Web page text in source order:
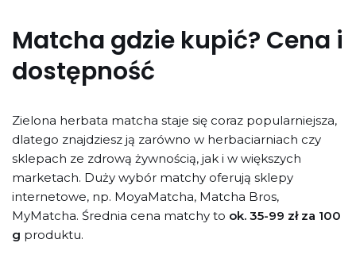
Matcha gdzie kupić? Cena i
dostępność
Zielona herbata matcha staje się coraz popularniejsza,
dlatego znajdziesz ją zarówno w herbaciarniach czy
sklepach ze zdrową żywnością, jak i w większych
marketach. Duży wybór matchy oferują sklepy
internetowe, np. MoyaMatcha, Matcha Bros,
MyMatcha. Średnia cena matchy to ok. 35-99 zł za 100
g produktu.